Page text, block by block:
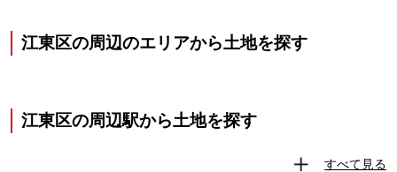
江東区の周辺のエリアから土地を探す
江東区の周辺駅から土地を探す
すべて見る